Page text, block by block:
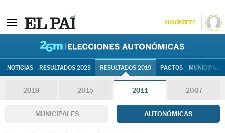
SUSCRÍBETE
NOTICIAS RESULTADOS 2023 RESULTADOS 2019 PACTOS
2019 2015 2011 2007
MUNICIPALES AUTONÓMICAS